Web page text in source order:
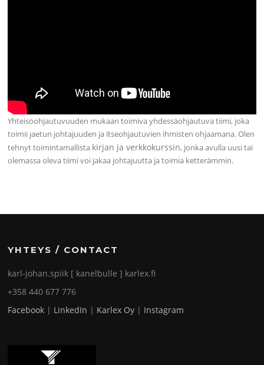
Yhteisöohjautuvuuden mukaan toimiva yhdessäohjautuva tiimi, joka
toimii jaetun johtajuuden ja itseohjautuvien ihmisten ohjaamana. Olen
tehnyt toimintamallista kirjan ja verkkokurssin, jonka avulla uusi tai
olemassa oleva tiimi voi jakaa johtajuutta ja toimia ketterämmin.
YHTEYS / CONTACT
karl-johan.spiik [ kanelbulle ] karlex.fi
+358 440 677 776
Facebook | LinkedIn | Karlex Oy | Instagram